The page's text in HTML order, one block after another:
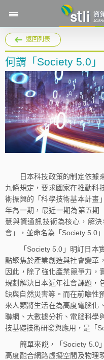
返回列表
何謂「Society 5.0」
日本科技政策的制定依據來
九條規定，要求國家在推動科
術振興的「科學技術基本計畫
年為一期，最近一期為第五期
慧與資通訊技術為核心，解
會」，並命名為「Society 5.0」
「Society 5.0」明訂日本實
點聚焦於產業創造與社會變革
因此，除了強化產業競爭力，
規劃解決日本近年社會課題，
缺與自然災害等。而在前瞻性
來人類將生活在為高度電腦化
聯網、大數據分析、電腦科學
技基礎技術研發與應用，是「
簡單來說，「Society 5.0」
高度融合網路虛擬空間及物理